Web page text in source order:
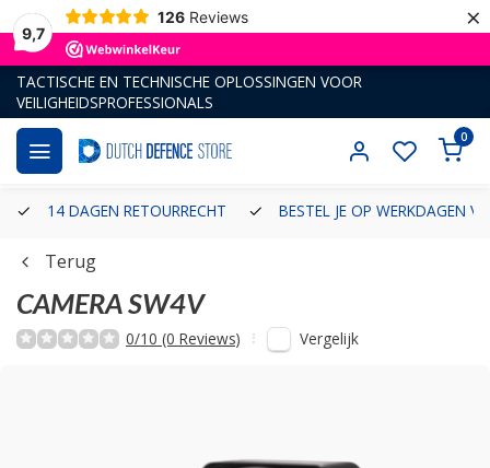
9,7
126 Reviews ×
TACTISCHE EN TECHNISCHE OPLOSSINGEN VOOR
VEILIGHEIDSPROFESSIONALS
0
14 DAGEN RETOURRECHT BESTEL JE OP WERKDAGEN
Terug
CAMERA SW4V
0/10 (0 Reviews) Vergelijk